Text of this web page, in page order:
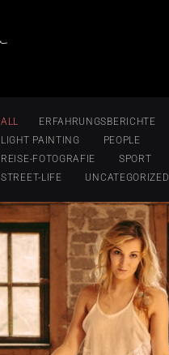
ALL
ERFAHRUNGSBERICHTE
LIGHT PAINTING
PEOPLE
REISE-FOTOGRAFIE
SPORT
STREET-LIFE
UNCATEGORIZED